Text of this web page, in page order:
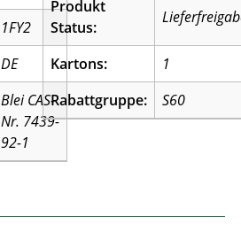
1FY2
DE
Blei CAS-
Nr. 7439-
92-1
Produkt
Status:
Kartons:
1
Rabattgruppe:
S60